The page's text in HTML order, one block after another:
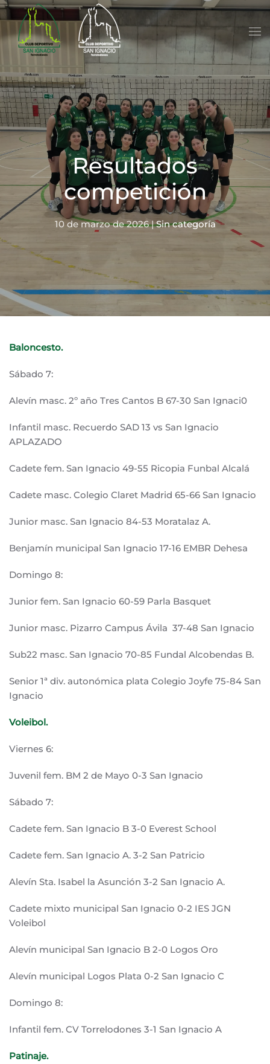
Skip to main content
Resultados
competición
10 de marzo de 2026|Sin categoría
Baloncesto.
Sábado 7:
Alevín masc. 2º año Tres Cantos B 67-30 San Ignaci0
Infantil masc. Recuerdo SAD 13 vs San Ignacio
APLAZADO
Cadete fem. San Ignacio 49-55 Ricopia Funbal Alcalá
Cadete masc. Colegio Claret Madrid 65-66 San Ignacio
Junior masc. San Ignacio 84-53 Moratalaz A.
Benjamín municipal San Ignacio 17-16 EMBR Dehesa
Domingo 8:
Junior fem. San Ignacio 60-59 Parla Basquet
Junior masc. Pizarro Campus Ávila 37-48 San Ignacio
Sub22 masc. San Ignacio 70-85 Fundal Alcobendas B.
Senior 1ª div. autonómica plata Colegio Joyfe 75-84 San
Ignacio
Voleibol.
Viernes 6:
Juvenil fem. BM 2 de Mayo 0-3 San Ignacio
Sábado 7:
Cadete fem. San Ignacio B 3-0 Everest School
Cadete fem. San Ignacio A. 3-2 San Patricio
Alevín Sta. Isabel la Asunción 3-2 San Ignacio A.
Cadete mixto municipal San Ignacio 0-2 IES JGN
Voleibol
Alevín municipal San Ignacio B 2-0 Logos Oro
Alevín municipal Logos Plata 0-2 San Ignacio C
Domingo 8:
Infantil fem. CV Torrelodones 3-1 San Ignacio A
Patinaje.